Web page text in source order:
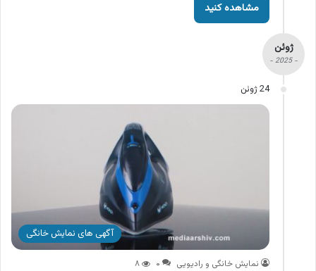
مشاهده کنید
ژوئن
- 2025 -
24 ژوئن
آگهی های نمایش خانگی
نمایش خانگی و رادیویی ۰ ۸